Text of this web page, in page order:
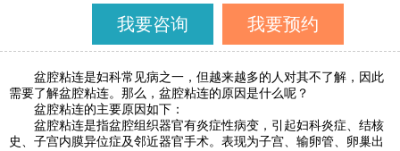
我要咨询
我要预约
盆腔粘连是妇科常见病之一，但越来越多的人对其不了解，因此
需要了解盆腔粘连。那么，盆腔粘连的原因是什么呢？
盆腔粘连的主要原因如下：
盆腔粘连是指盆腔组织器官有炎症性病变，引起妇科炎症、结核
史、子宫内膜异位症及邻近器官手术。表现为子宫、输卵管、卵巢出